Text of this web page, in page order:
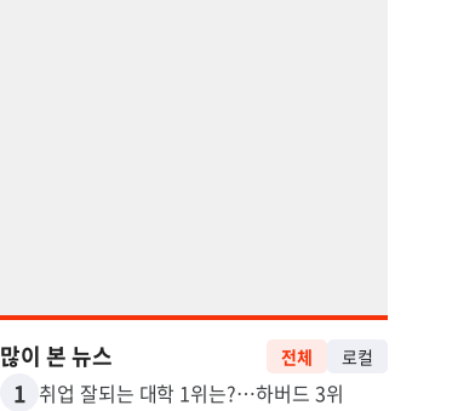
많이 본 뉴스 전체 로컬
1 취업 잘되는 대학 1위는?…하버드 3위